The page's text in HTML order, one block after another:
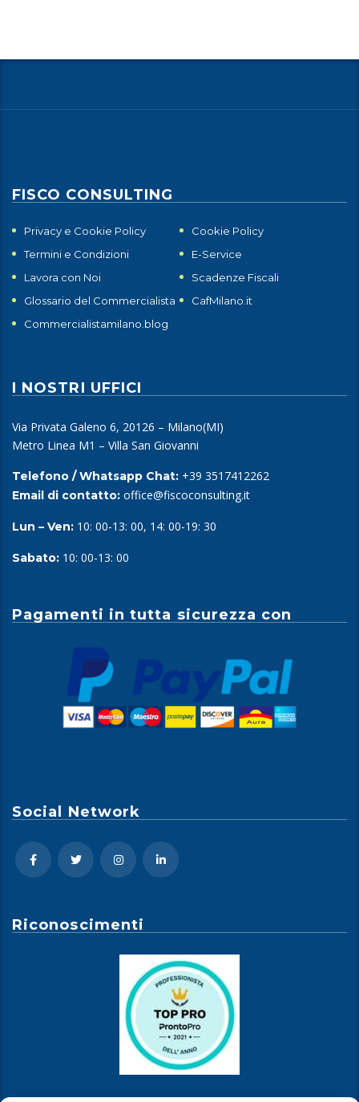
FISCO CONSULTING
Privacy e Cookie Policy
Cookie Policy
Termini e Condizioni
E-Service
Lavora con Noi
Scadenze Fiscali
Glossario del Commercialista
CafMilano.it
Commercialistamilano.blog
I NOSTRI UFFICI
Via Privata Galeno 6, 20126 – Milano(MI)
Metro Linea M1 – Villa San Giovanni
Telefono / Whatsapp Chat: +39 3517412262
Email di contatto: office@fiscoconsulting.it
Lun – Ven: 10: 00-13: 00, 14: 00-19: 30
Sabato: 10: 00-13: 00
Pagamenti in tutta sicurezza con
Social Network
Riconoscimenti